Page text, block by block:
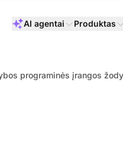
AI agentai Produktas
programinės įrangos